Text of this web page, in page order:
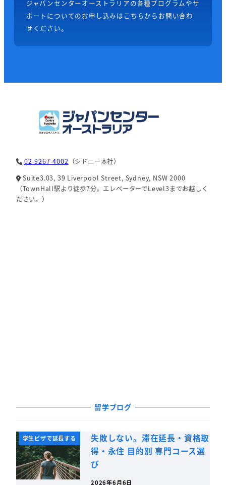
ジャパンセンターオーストラリアの各種プログラムやサ
ポートについてのお申し込みはこちらからお問い合わ
せください。
02-9267-4002 （シドニー本社）
Suite3.03, 39 Liverpool Street, Sydney, NSW 2000
（TownHall駅より徒歩7分。エレベーターでLevel3までお越しく
ださい。）
留学ブログ
学生ビザで延長する
失敗しない。滞在延長・資格取
得・永住 目的別 専門コース選
び
2026年6月6日